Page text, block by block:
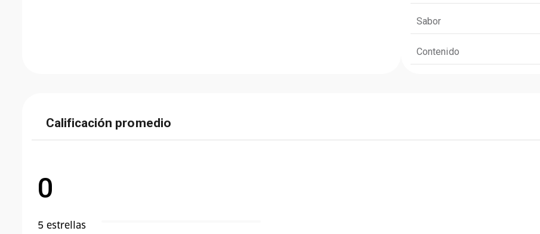
Sabor
Contenido
Calificación promedio
0
5 estrellas